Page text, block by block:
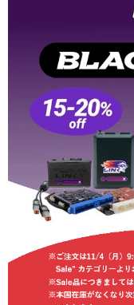
DEI製品
トラスト
LED商品
吸排気系
エアロキャッチ
LINK JAPAN
FUNK MOTORSPORT